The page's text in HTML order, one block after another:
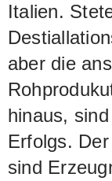
Italien.
aber die
hinaus,
Erfolgs.
sind